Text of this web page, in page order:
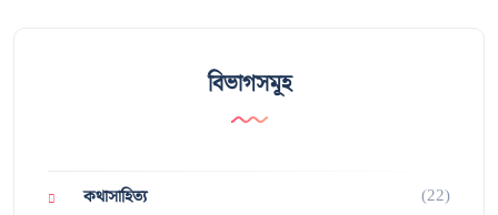
বিভাগসমূহ
কথাসাহিত্য (22)